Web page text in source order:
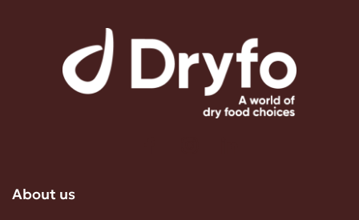
About us